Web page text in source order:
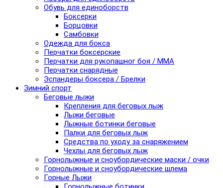
Обувь для единоборств
Боксерки
Борцовки
Самбовки
Одежда для бокса
Перчатки боксерские
Перчатки для рукопашног боя / ММА
Перчатки снарядные
Эспандеры боксера / Брелки
Зимний спорт
Беговые лыжи
Крепления для беговых лыж
Лыжи беговые
Лыжные ботинки беговые
Палки для беговых лыж
Средства по уходу за снаряжением
Чехлы для беговых лыж
Горнолыжные и сноубордические маски / очки
Горнолыжные и сноубордические шлема
Горные Лыжи